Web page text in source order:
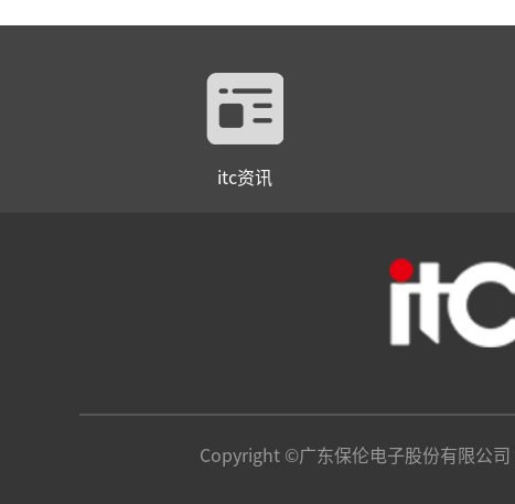
itc资讯
Copyright ©广东保伦电子股份有限公司